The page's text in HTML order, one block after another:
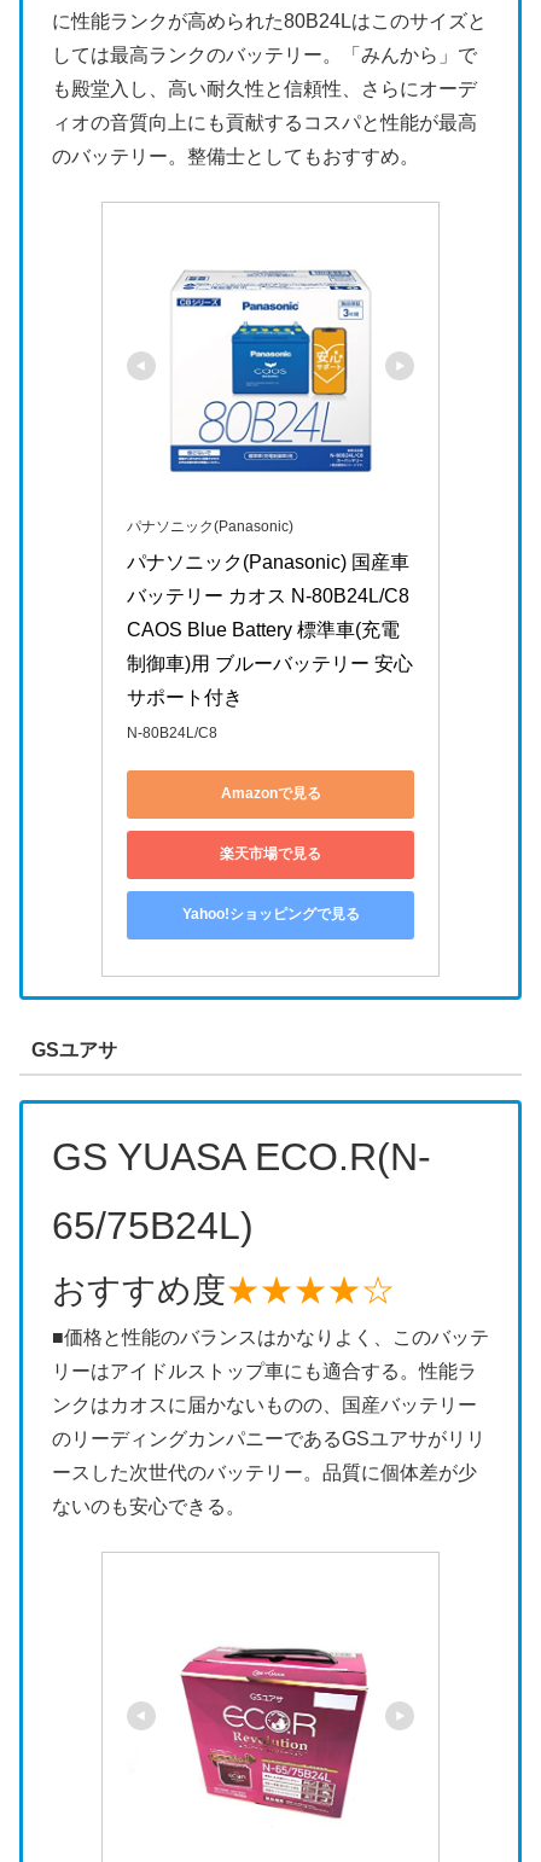
に性能ランクが高められた80B24Lはこのサイズと
しては最高ランクのバッテリー。「みんから」で
も殿堂入し、高い耐久性と信頼性、さらにオーデ
ィオの音質向上にも貢献するコスパと性能が最高
のバッテリー。整備士としてもおすすめ。
パナソニック(Panasonic)
パナソニック(Panasonic) 国産車
バッテリー カオス N-80B24L/C8
CAOS Blue Battery 標準車(充電
制御車)用 ブルーバッテリー 安心
サポート付き
N-80B24L/C8
Amazonで見る
楽天市場で見る
Yahoo!ショッピングで見る
GSユアサ
GS YUASA ECO.R(N-
65/75B24L)
おすすめ度★★★★☆
■価格と性能のバランスはかなりよく、このバッテ
リーはアイドルストップ車にも適合する。性能ラ
ンクはカオスに届かないものの、国産バッテリー
のリーディングカンパニーであるGSユアサがリリ
ースした次世代のバッテリー。品質に個体差が少
ないのも安心できる。